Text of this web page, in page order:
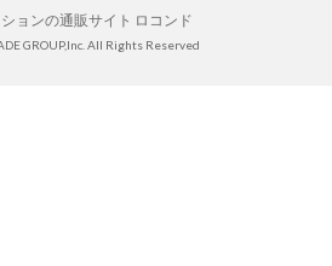
ョンの通販サイト ロコンド
GROUP,Inc. All Rights Reserved